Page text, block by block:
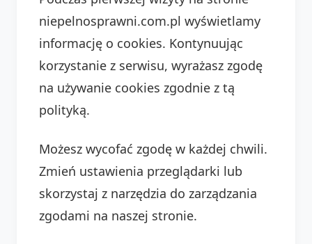
niepelnosprawni.com.pl wyświetlamy
informację o cookies. Kontynuując
korzystanie z serwisu, wyrażasz zgodę
na używanie cookies zgodnie z tą
polityką.
Możesz wycofać zgodę w każdej chwili.
Zmień ustawienia przeglądarki lub
skorzystaj z narzędzia do zarządzania
zgodami na naszej stronie.